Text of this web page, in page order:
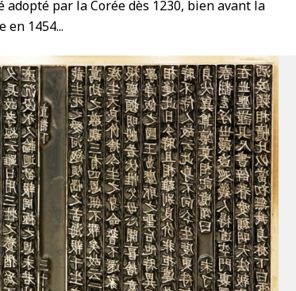
adopté par la Corée dès 1230, bien avant la
1454...